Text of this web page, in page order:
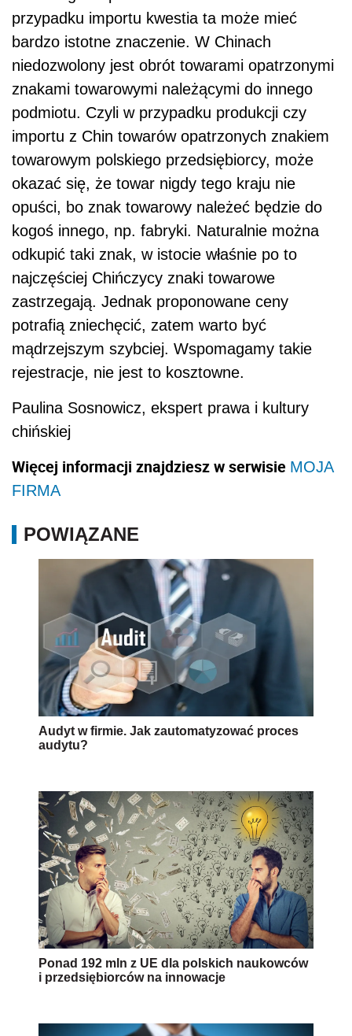
przypadku importu kwestia ta może mieć
bardzo istotne znaczenie. W Chinach
niedozwolony jest obrót towarami opatrzonymi
znakami towarowymi należącymi do innego
podmiotu. Czyli w przypadku produkcji czy
importu z Chin towarów opatrzonych znakiem
towarowym polskiego przedsiębiorcy, może
okazać się, że towar nigdy tego kraju nie
opuści, bo znak towarowy należeć będzie do
kogoś innego, np. fabryki. Naturalnie można
odkupić taki znak, w istocie właśnie po to
najczęściej Chińczycy znaki towarowe
zastrzegają. Jednak proponowane ceny
potrafią zniechęcić, zatem warto być
mądrzejszym szybciej. Wspomagamy takie
rejestracje, nie jest to kosztowne.
Paulina Sosnowicz, ekspert prawa i kultury
chińskiej
Więcej informacji znajdziesz w serwisie MOJA
FIRMA
POWIĄZANE
Audyt w firmie. Jak zautomatyzować proces
audytu?
Ponad 192 mln z UE dla polskich naukowców
i przedsiębiorców na innowacje